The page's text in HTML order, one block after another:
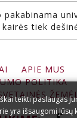
pakabinama
tiek
APIE MUS
POLITIKA
teikti paslaugas
yra išsaugomi